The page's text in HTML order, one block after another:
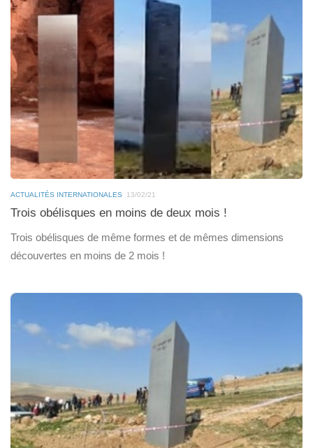
ACTUALITÉS INTERNATIONALES 13/02/21
Trois obélisques en moins de deux mois !
Trois obélisques de même formes et de mêmes dimensions
découvertes en moins de 2 mois !